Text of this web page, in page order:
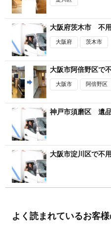
大阪府茨木市 不
大阪府 茨木市
大阪市阿倍野区で
大阪市 阿倍野区
神戸市須磨区 遺
大阪市淀川区で不
よく読まれているお客